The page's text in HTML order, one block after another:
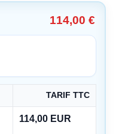
114,00 €
TARIF TTC
114,00 EUR